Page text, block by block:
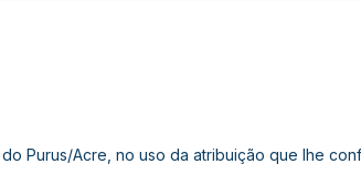
Purus/Acre, no uso da atribuição que lhe